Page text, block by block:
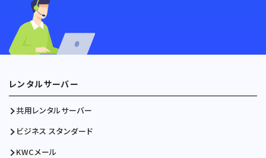
レンタルサーバー
共用レンタルサーバー
ビジネス スタンダード
KWCメール